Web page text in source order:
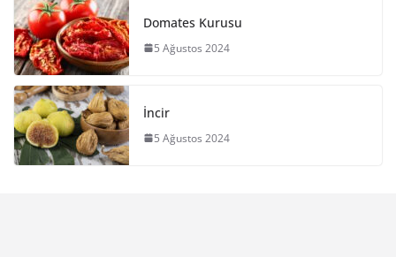
Domates Kurusu
5 Ağustos 2024
İncir
5 Ağustos 2024